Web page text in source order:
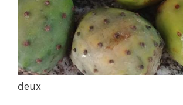
deux